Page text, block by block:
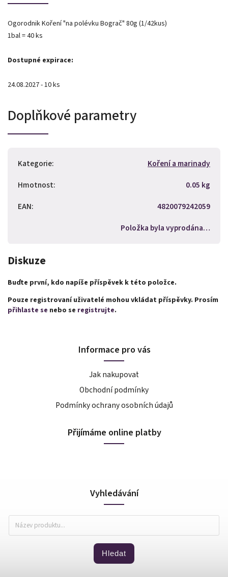
Ogorodnik Koření "na polévku Bograč" 80g (1/42kus)
1bal = 40 ks
Dostupné expirace:
24.08.2027 - 10 ks
Doplňkové parametry
Kategorie:
Koření a marinady
Hmotnost:
0.05 kg
EAN:
4820079242059
Položka byla vyprodána…
Diskuze
Buďte první, kdo napíše příspěvek k této položce.
Pouze registrovaní uživatelé mohou vkládat příspěvky. Prosím
přihlaste se nebo se registrujte.
Informace pro vás
Jak nakupovat
Obchodní podmínky
Podmínky ochrany osobních údajů
Přijímáme online platby
Vyhledávání
Hledat